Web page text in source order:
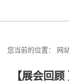
您当前的位置： 网
圆满落幕，期待下
【展会回